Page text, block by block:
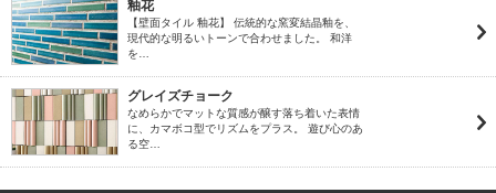
釉花
【壁面タイル 釉花】 伝統的な窯変結晶釉を、
現代的な明るいトーンで合わせました。 和洋
を…
グレイズチョーク
なめらかでマットな質感が醸す落ち着いた表情
に、カマボコ型でリズムをプラス。 遊び心のあ
る空…